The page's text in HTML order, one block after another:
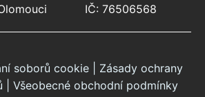
IČ: 76506568
soborů cookie| Zásady ochrany
Všeobecné obchodní podmínky